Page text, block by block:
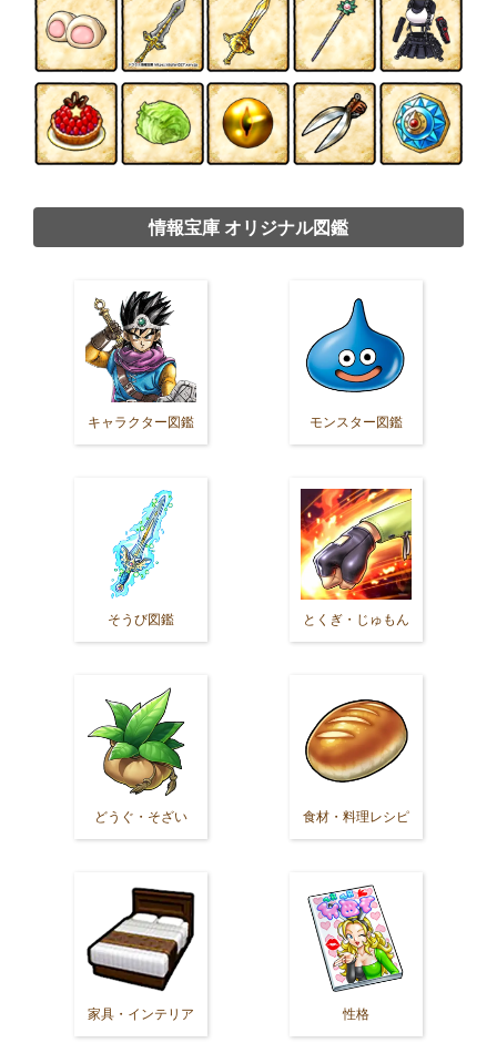
情報宝庫 オリジナル図鑑
キャラクター図鑑 モンスター図鑑
そうび図鑑 とくぎ・じゅもん
どうぐ・そざい 食材・料理レシピ
家具・インテリア 性格